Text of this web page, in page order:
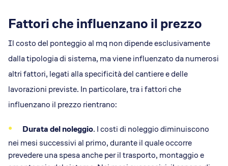
Fattori che influenzano il prezzo
Il costo del ponteggio al mq non dipende esclusivamente
dalla tipologia di sistema, ma viene influenzato da numerosi
altri fattori, legati alla specificità del cantiere e delle
lavorazioni previste. In particolare, tra i fattori che
influenzano il prezzo rientrano:
Durata del noleggio. I costi di noleggio diminuiscono
nei mesi successivi al primo, durante il quale occorre
prevedere una spesa anche per il trasporto, montaggio e